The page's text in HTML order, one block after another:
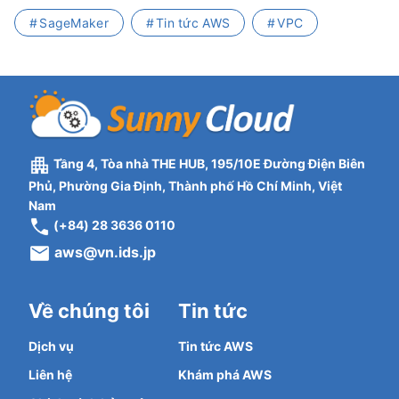
SageMaker Tin tức AWS VPC
Tầng 4, Tòa nhà THE HUB, 195/10E Đường Điện Biên
Phủ, Phường Gia Định, Thành phố Hồ Chí Minh, Việt
Nam
(+84) 28 3636 0110
aws@vn.ids.jp
Về chúng tôi
Dịch vụ
Liên hệ
Tin tức
Tin tức AWS
Khám phá AWS